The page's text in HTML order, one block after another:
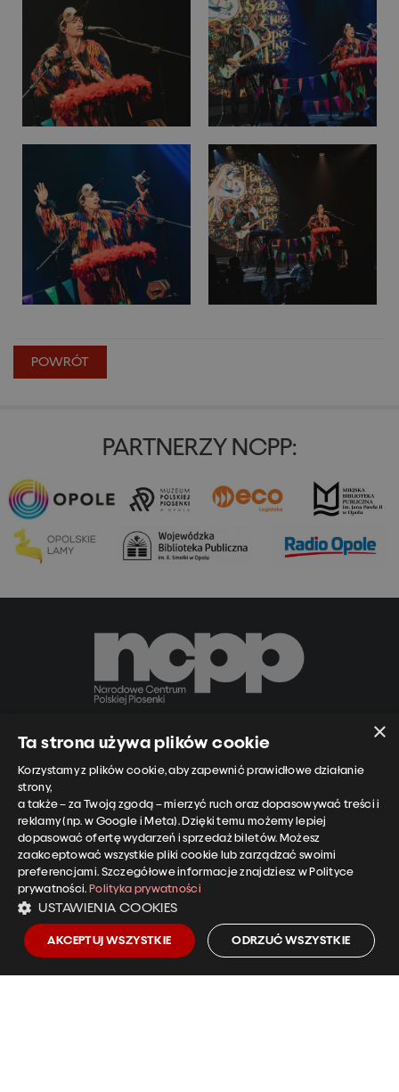
POWRÓT
PARTNERZY NCPP:
Narodowe Centrum Polskiej Piosenki
ul. Piastowska 14A
Informacje o biletach i koncertach
tel.:+48 501 958 255
kasa@ncpp.opole.pl
×
Ta strona używa plików cookie
Korzystamy z plików cookie, aby zapewnić prawidłowe działanie
strony,
a także – za Twoją zgodą – mierzyć ruch oraz dopasowywać treści i
reklamy (np. w Google i Meta). Dzięki temu możemy lepiej
dopasować ofertę wydarzeń i sprzedaż biletów. Możesz
zaakceptować wszystkie pliki cookie lub zarządzać swoimi
preferencjami. Szczegółowe informacje znajdziesz w Polityce
prywatności. Polityka prywatności
USTAWIENIA COOKIES
AKCEPTUJ WSZYSTKIE ODRZUĆ WSZYSTKIE